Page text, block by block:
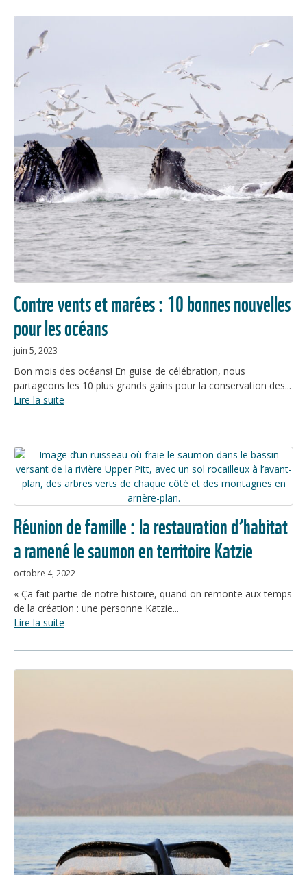
Contre vents et marées : 10 bonnes nouvelles
pour les océans
juin 5, 2023
Bon mois des océans! En guise de célébration, nous
partageons les 10 plus grands gains pour la conservation des...
Lire la suite
Réunion de famille : la restauration d’habitat
a ramené le saumon en territoire Katzie
octobre 4, 2022
« Ça fait partie de notre histoire, quand on remonte aux temps
de la création : une personne Katzie...
Lire la suite